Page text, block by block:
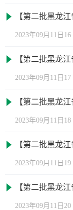
2023年09月11日16
2023年09月11日17
2023年09月11日18
2023年09月11日19
2023年09月11日20